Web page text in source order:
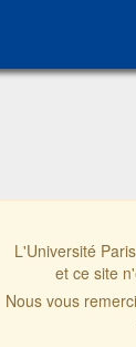
L'Université
et ce site
Nous vous